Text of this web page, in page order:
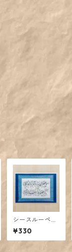
シースルーペー
パーファイル ペ
ルシア書道「サ
アディ」
¥330